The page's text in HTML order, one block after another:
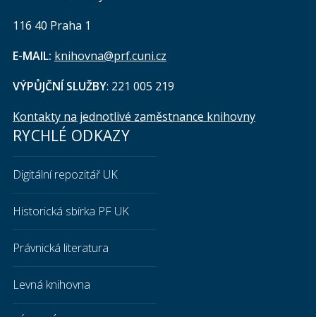
116 40 Praha 1
E-MAIL: knihovna@prf.cuni.cz
VÝPŮJČNÍ SLUŽBY: 221 005 219
Kontakty na jednotlivé zaměstnance knihovny
RYCHLÉ ODKAZY
Digitální repozitář UK
Historická sbírka PF UK
Právnická literatura
Levná knihovna